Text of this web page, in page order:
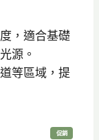
，適合基礎
源。
等區域，提
促銷特